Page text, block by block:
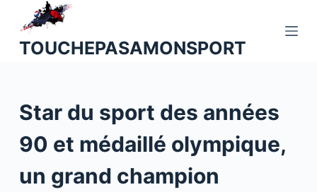
u
o
TOUCHEPASAMONSPORT
Star du sport des années
90 et médaillé olympique,
un grand champion